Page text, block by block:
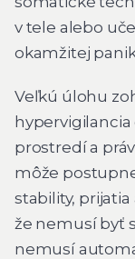
v tele alebo
okamžitej
Veľkú úlohu
hypervigilancia
prostredí a
môže
stability,
že nemusí byť
nemusí